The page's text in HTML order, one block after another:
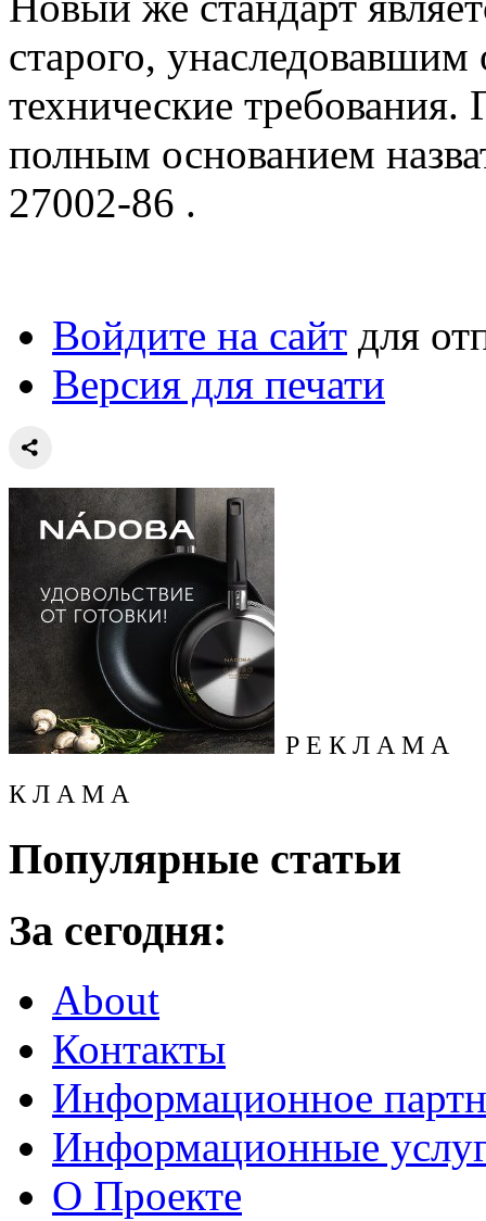
старого,
технические
полным основанием
27002-86 .
Войдите на сайт для
Версия для печати
Р Е К Л А М А
К Л А М А
Популярные статьи
За сегодня:
About
Контакты
Информационное
Информационные
О Проекте